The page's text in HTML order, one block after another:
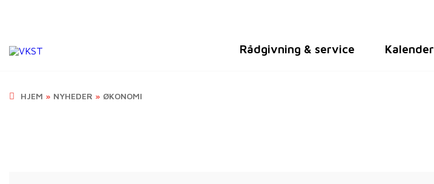
Rådgivning & service Kalender
HJEM » NYHEDER » ØKONOMI